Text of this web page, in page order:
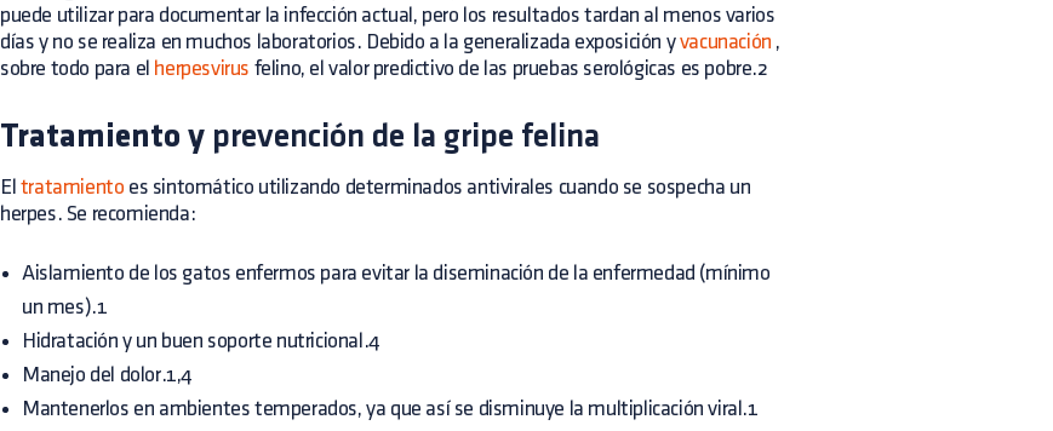
puede utilizar para documentar la infección actual, pero los resultados tardan al menos varios
días y no se realiza en muchos laboratorios. Debido a la generalizada exposición yvacunación ,
sobre todo para el herpesvirus felino, el valor predictivo de las pruebas serológicas es pobre.2
Tratamiento y prevención de la gripe felina
El tratamiento es sintomático utilizando determinados antivirales cuando se sospecha un
herpes. Se recomienda:
Aislamiento de los gatos enfermos para evitar la diseminación de la enfermedad (mínimo
un mes).1
Hidratación y un buen soporte nutricional.4
Manejo del dolor.1,4
Mantenerlos en ambientes temperados, ya que así se disminuye la multiplicación viral.1